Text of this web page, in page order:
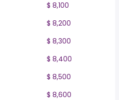
$ 8,100
$ 8,200
$ 8,300
$ 8,400
$ 8,500
$ 8,600